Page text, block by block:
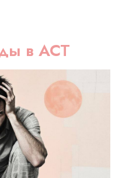
в ACT